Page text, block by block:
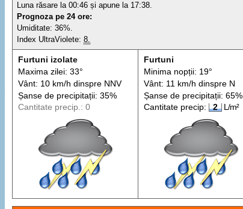
Luna răsare la 00:46 și apune la 17:38.
Prognoza pe 24 ore:
Umiditate: 36%.
Index UltraViolete:8.
Furtuni izolate
Maxima zilei: 33°
Vânt: 10 km/h dinspreNNV
Șanse de precipitații: 35%
Cantitate precip.: 0
Furtuni
Minima nopții: 19°
Vânt: 11 km/h dinspreN
Șanse de precipitații: 65%
Cantitate precip:
2 L/m²